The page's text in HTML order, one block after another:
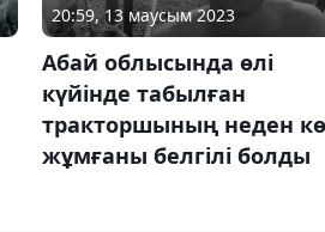
20:59, 13 маусым 2023
Абай облысында өлі
күйінде табылған
тракторшының неден
жұмғаны белгілі болды